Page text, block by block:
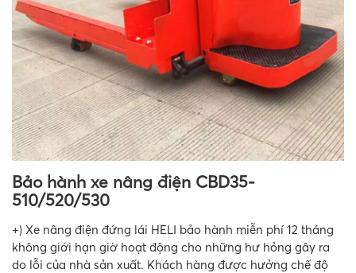
Bảo hành xe nâng điện CBD35-
510/520/530
+) Xe nâng điện đứng lái HELI bảo hành miễn phí 12 tháng
không giới hạn giờ hoạt động cho những hư hỏng gây ra
do lỗi của nhà sản xuất. Khách hàng được hưởng chế độ